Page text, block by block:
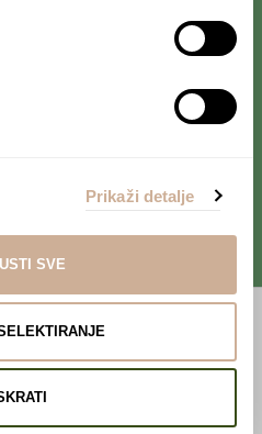
Prikaži detalje
SVE
look at our project's